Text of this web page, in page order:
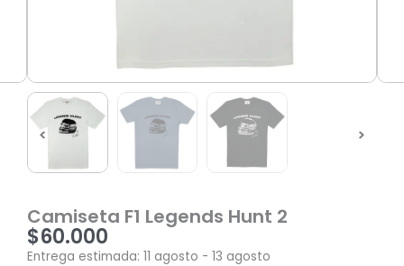
Camiseta F1 Legends Hunt 2
$60.000
Entrega estimada: 11 agosto - 13 agosto